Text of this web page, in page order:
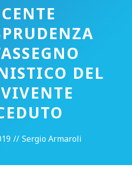
DEL
// Sergio Armaroli